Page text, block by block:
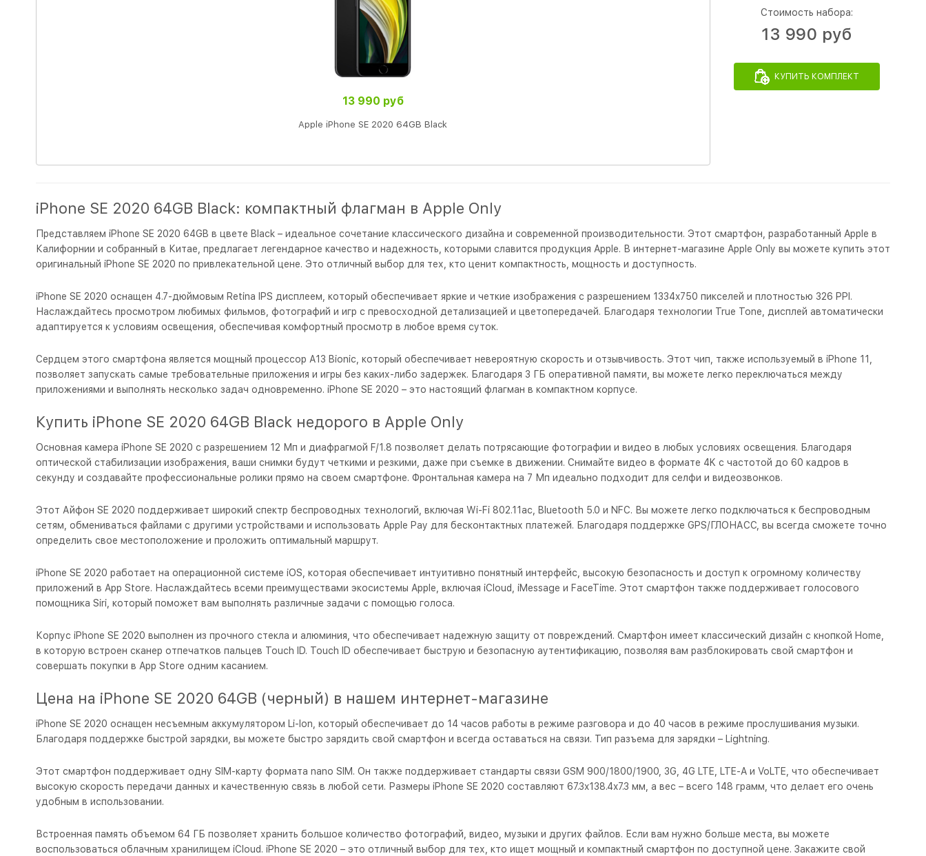
13 990 руб
Apple iPhone SE 2020 64GB Black
Стоимость набора:
13 990 руб
КУПИТЬ КОМПЛЕКТ
iPhone SE 2020 64GB Black: компактный флагман в Apple Only
Представляем iPhone SE 2020 64GB в цвете Black – идеальное сочетание классического дизайна и современной производительности. Этот смартфон, разработанный Apple в
Калифорнии и собранный в Китае, предлагает легендарное качество и надежность, которыми славится продукция Apple. В интернет-магазине Apple Only вы можете купить этот
оригинальный iPhone SE 2020 по привлекательной цене. Это отличный выбор для тех, кто ценит компактность, мощность и доступность.
iPhone SE 2020 оснащен 4.7-дюймовым Retina IPS дисплеем, который обеспечивает яркие и четкие изображения с разрешением 1334x750 пикселей и плотностью 326 PPI.
Наслаждайтесь просмотром любимых фильмов, фотографий и игр с превосходной детализацией и цветопередачей. Благодаря технологии True Tone, дисплей автоматически
адаптируется к условиям освещения, обеспечивая комфортный просмотр в любое время суток.
Сердцем этого смартфона является мощный процессор A13 Bionic, который обеспечивает невероятную скорость и отзывчивость. Этот чип, также используемый в iPhone 11,
позволяет запускать самые требовательные приложения и игры без каких-либо задержек. Благодаря 3 ГБ оперативной памяти, вы можете легко переключаться между
приложениями и выполнять несколько задач одновременно. iPhone SE 2020 – это настоящий флагман в компактном корпусе.
Купить iPhone SE 2020 64GB Black недорого в Apple Only
Основная камера iPhone SE 2020 с разрешением 12 Мп и диафрагмой F/1.8 позволяет делать потрясающие фотографии и видео в любых условиях освещения. Благодаря
оптической стабилизации изображения, ваши снимки будут четкими и резкими, даже при съемке в движении. Снимайте видео в формате 4K с частотой до 60 кадров в
секунду и создавайте профессиональные ролики прямо на своем смартфоне. Фронтальная камера на 7 Мп идеально подходит для селфи и видеозвонков.
Этот Айфон SE 2020 поддерживает широкий спектр беспроводных технологий, включая Wi-Fi 802.11ac, Bluetooth 5.0 и NFC. Вы можете легко подключаться к беспроводным
сетям, обмениваться файлами с другими устройствами и использовать Apple Pay для бесконтактных платежей. Благодаря поддержке GPS/ГЛОНАСС, вы всегда сможете точно
определить свое местоположение и проложить оптимальный маршрут.
iPhone SE 2020 работает на операционной системе iOS, которая обеспечивает интуитивно понятный интерфейс, высокую безопасность и доступ к огромному количеству
приложений в App Store. Наслаждайтесь всеми преимуществами экосистемы Apple, включая iCloud, iMessage и FaceTime. Этот смартфон также поддерживает голосового
помощника Siri, который поможет вам выполнять различные задачи с помощью голоса.
Корпус iPhone SE 2020 выполнен из прочного стекла и алюминия, что обеспечивает надежную защиту от повреждений. Смартфон имеет классический дизайн с кнопкой Home,
в которую встроен сканер отпечатков пальцев Touch ID. Touch ID обеспечивает быструю и безопасную аутентификацию, позволяя вам разблокировать свой смартфон и
совершать покупки в App Store одним касанием.
Цена на iPhone SE 2020 64GB (черный) в нашем интернет-магазине
iPhone SE 2020 оснащен несъемным аккумулятором Li-Ion, который обеспечивает до 14 часов работы в режиме разговора и до 40 часов в режиме прослушивания музыки.
Благодаря поддержке быстрой зарядки, вы можете быстро зарядить свой смартфон и всегда оставаться на связи. Тип разъема для зарядки – Lightning.
Этот смартфон поддерживает одну SIM-карту формата nano SIM. Он также поддерживает стандарты связи GSM 900/1800/1900, 3G, 4G LTE, LTE-A и VoLTE, что обеспечивает
высокую скорость передачи данных и качественную связь в любой сети. Размеры iPhone SE 2020 составляют 67.3x138.4x7.3 мм, а вес – всего 148 грамм, что делает его очень
удобным в использовании.
Встроенная память объемом 64 ГБ позволяет хранить большое количество фотографий, видео, музыки и других файлов. Если вам нужно больше места, вы можете
воспользоваться облачным хранилищем iCloud. iPhone SE 2020 – это отличный выбор для тех, кто ищет мощный и компактный смартфон по доступной цене. Закажите свой